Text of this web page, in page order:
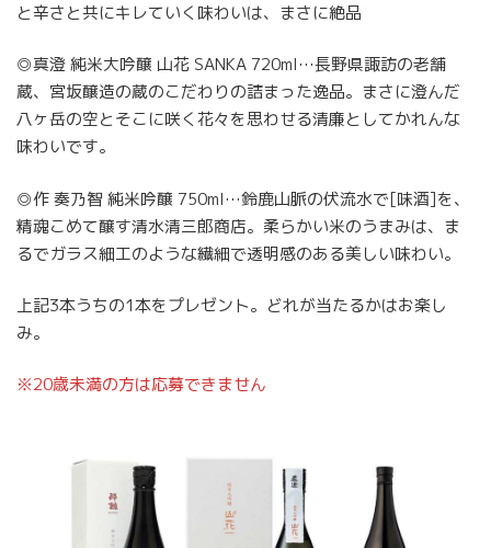
と辛さと共にキレていく味わいは、まさに絶品
◎真澄 純米大吟醸 山花 SANKA 720ml…長野県諏訪の老舗
蔵、宮坂醸造の蔵のこだわりの詰まった逸品。まさに澄んだ
八ヶ岳の空とそこに咲く花々を思わせる清廉としてかれんな
味わいです。
◎作 奏乃智 純米吟醸 750ml…鈴鹿山脈の伏流水で[味酒]を、
精魂こめて醸す清水清三郎商店。柔らかい米のうまみは、ま
るでガラス細工のような繊細で透明感のある美しい味わい。
上記3本うちの1本をプレゼント。どれが当たるかはお楽し
み。
※20歳未満の方は応募できません